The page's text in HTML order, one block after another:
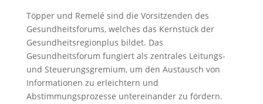
Töpper und Remelé sind die Vorsitzenden des
Gesundheitsforums, welches das Kernstück der
Gesundheitsregionplus bildet. Das
Gesundheitsforum fungiert als zentrales Leitungs-
und Steuerungsgremium, um den Austausch von
Informationen zu erleichtern und
Abstimmungsprozesse untereinander zu fördern.